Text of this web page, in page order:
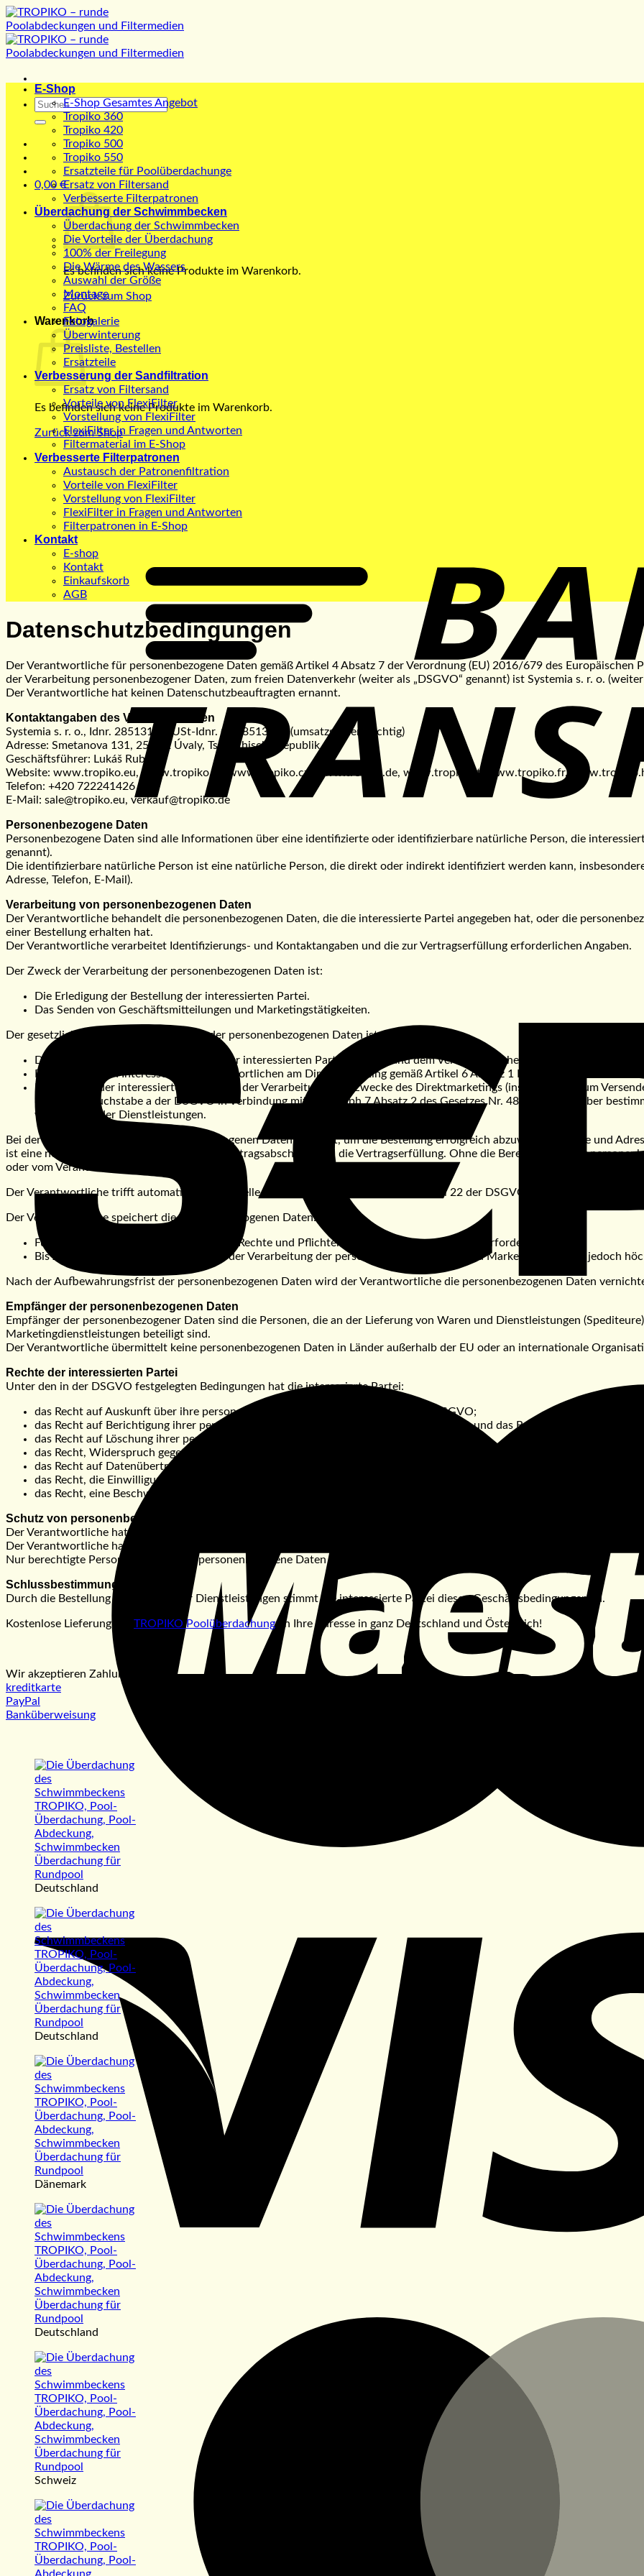
Zum
Inhalt
springen
Suchen
nach:
0,00 €
Es befinden sich keine Produkte im Warenkorb.
Zurück zum Shop
Warenkorb
Es befinden sich keine Produkte im Warenkorb.
Zurück zum Shop
E-Shop
E-Shop Gesamtes Angebot
Tropiko 360
Tropiko 420
Tropiko 500
Tropiko 550
Ersatzteile für Poolüberdachunge
Ersatz von Filtersand
Verbesserte Filterpatronen
Überdachung der Schwimmbecken
Überdachung der Schwimmbecken
Die Vorteile der Überdachung
100% der Freilegung
Die Wärme des Wassers
Auswahl der Größe
Montage
FAQ
Fotogalerie
Überwinterung
Preisliste, Bestellen
Ersatzteile
Verbesserung der Sandfiltration
Ersatz von Filtersand
Vorteile von FlexiFilter
Vorstellung von FlexiFilter
FlexiFilter in Fragen und Antworten
Filtermaterial im E-Shop
Verbesserte Filterpatronen
Austausch der Patronenfiltration
Vorteile von FlexiFilter
Vorstellung von FlexiFilter
FlexiFilter in Fragen und Antworten
Filterpatronen in E-Shop
Kontakt
E-shop
Kontakt
Einkaufskorb
AGB
Datenschutzbedingungen
Der Verantwortliche für personenbezogene Daten gemäß Artikel 4 Absatz 7 der Verordnung (EU) 2016/679 des Europäischen
der Verarbeitung personenbezogener Daten, zum freien Datenverkehr (weiter als „DSGVO“ genannt) ist Systemia s. r. o.
Der Verantwortliche hat keinen Datenschutzbeauftragten ernannt.
Kontaktangaben des Verantwortlichen
Systemia s. r. o., Idnr. 28513177, USt-Idnr. CZ28513177 (umsatzsteuerpflichtig)
Adresse: Smetanova 131, 250 82 Úvaly, Tschechische Republik
Geschäftsführer: Lukáš Rubeš
Website: www.tropiko.eu, www.tropiko.at, www.tropiko.cz, www.tropiko.de, www.tropiko.it, www.tropiko.fr,
Telefon: +420 722241426
E-Mail: sale@tropiko.eu, verkauf@tropiko.de
Personenbezogene Daten
Personenbezogene Daten sind alle Informationen über eine identifizierte oder identifizierbare natürliche Person, die
genannt).
Die identifizierbare natürliche Person ist eine natürliche Person, die direkt oder indirekt identifiziert werden kann,
Adresse, Telefon, E-Mail).
Verarbeitung von personenbezogenen Daten
Der Verantwortliche behandelt die personenbezogenen Daten, die die interessierte Partei angegeben hat, oder die
einer Bestellung erhalten hat.
Der Verantwortliche verarbeitet Identifizierungs- und Kontaktangaben und die zur Vertragserfüllung erforderlichen Angaben.
Der Zweck der Verarbeitung der personenbezogenen Daten ist:
Die Erledigung der Bestellung der interessierten Partei.
Das Senden von Geschäftsmitteilungen und Marketingstätigkeiten.
Der gesetzliche Zweck der Verarbeitung der personenbezogenen Daten ist:
Die Erfüllung des Vertrages zwischen der interessierten Partei (Käufer) und dem Verantwortlichen gemäß Artikel 6
Die berechtigten Interessen des Verantwortlichen am Direktmarketing gemäß Artikel 6 Absatz 1 Buchstabe f der DSGVO.
Einwilligung der interessierten Partei mit der Verarbeitung zum Zwecke des Direktmarketings (insbesondere zum
6 Absatz 1 Buchstabe a der DSGVO in Verbindung mit Paragraph 7 Absatz 2 des Gesetzes Nr. 480/2004 Slg. über
von Waren oder Dienstleistungen.
Bei der Bestellung werden die personenbezogenen Daten benötigt, um die Bestellung erfolgreich abzuwickeln (Name und
ist eine notwendige Voraussetzung für den Vertragsabschluss und die Vertragserfüllung. Ohne die Bereitstellung der
oder vom Verantwortlichen erfüllt werden.
Der Verantwortliche trifft automatisch individuelle Entscheidungen im Sinne von Artikel 22 der DSGVO. Mit solcher
Der Verantwortliche speichert die personenbezogenen Daten:
Für den Zeitraum, der zur Ausübung der Rechte und Pflichten aus dem Vertragsverhältnis erforderlich ist.
Bis zum Widerruf der Einwilligung mit der Verarbeitung der personenbezogenen Daten zu Marketingzwecken, jedoch
Nach der Aufbewahrungsfrist der personenbezogenen Daten wird der Verantwortliche die personenbezogenen Daten
Empfänger der personenbezogenen Daten
Empfänger der personenbezogener Daten sind die Personen, die an der Lieferung von Waren und Dienstleistungen
Marketingdienstleistungen beteiligt sind.
Der Verantwortliche übermittelt keine personenbezogenen Daten in Länder außerhalb der EU oder an internationale
Rechte der interessierten Partei
Unter den in der DSGVO festgelegten Bedingungen hat die interessierte Partei:
das Recht auf Auskunft über ihre personenbezogenen Daten laut Artikel 15 der DSGVO;
das Recht auf Berichtigung ihrer personenbezogenen Daten laut Artikel 16 der DSGVO und das Recht auf
das Recht auf Löschung ihrer personenbezogenen Daten laut Artikel 17 der DSGVO;
das Recht, Widerspruch gegen die Verarbeitung ihrer personenbezogenen Daten laut Artikel 21 der DSGVO einzulegen;
das Recht auf Datenübertragbarkeit laut Artikel 20 der DSGVO;
das Recht, die Einwilligung schriftlich oder elektronisch in einer an die Adresse des Verantwortlichen gesendeten
das Recht, eine Beschwerde beim Amt für den Schutz von personenbezogenen Daten der Tschechischen Republik
Schutz von personenbezogenen Daten
Der Verantwortliche hat alle geeigneten technischen und organisatorischen Maßnahmen zum Schutz von personenbezogenen
Der Verantwortliche hat technische Maßnahmen zum Schutz von Daten und Dokumenten ergriffen.
Nur berechtigte Personen können auf personenbezogene Daten zugreifen.
Schlussbestimmungen
Durch die Bestellung der Waren oder Dienstleistungen stimmt die interessierte Partei diesen Geschäftsbedingungen zu.
Kostenlose Lieferung der TROPIKO Poolüberdachungan Ihre Adresse in ganz Deutschland und Österreich!
Wir akzeptieren Zahlungen:
kreditkarte
PayPal
Banküberweisung
Deutschland
Deutschland
Dänemark
Deutschland
Schweiz